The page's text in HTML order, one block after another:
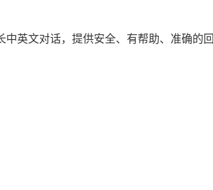
英文对话，提供安全、有帮助、准确的回